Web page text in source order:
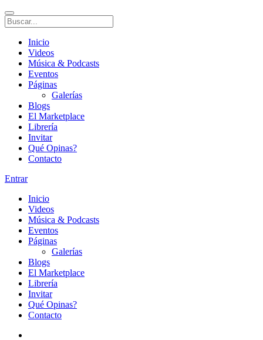
Inicio
Videos
Música & Podcasts
Eventos
Páginas
Galerías
Blogs
El Marketplace
Librería
Invitar
Qué Opinas?
Contacto
Entrar
Inicio
Videos
Música & Podcasts
Eventos
Páginas
Galerías
Blogs
El Marketplace
Librería
Invitar
Qué Opinas?
Contacto